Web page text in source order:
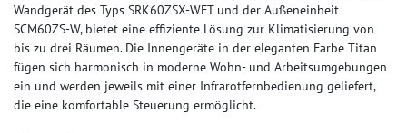
Wandgerät des Typs SRK60ZSX-WFT und der Außeneinheit
SCM60ZS-W, bietet eine effiziente Lösung zur Klimatisierung von
bis zu drei Räumen. Die Innengeräte in der eleganten Farbe Titan
fügen sich harmonisch in moderne Wohn- und Arbeitsumgebungen
ein und werden jeweils mit einer Infrarotfernbedienung geliefert,
die eine komfortable Steuerung ermöglicht.